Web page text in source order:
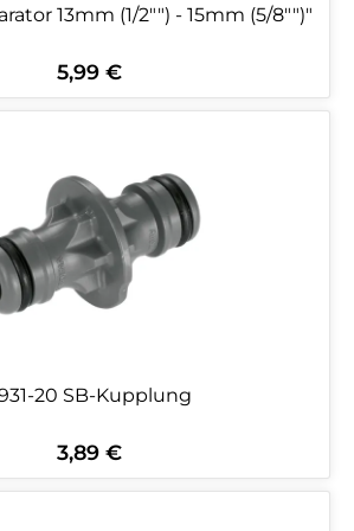
13mm (1/2"") - 15mm (5/8"")"
Regulärer Preis:
5,99 €
20 SB-Kupplung
Regulärer Preis:
3,89 €